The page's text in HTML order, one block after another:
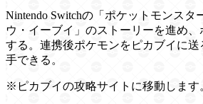
Nintendo Switchの「ポケットモンスタ
ウ・イーブイ」のストーリーを進め
する。連携後ポケモンをピカブイに送
手できる。
※ピカブイの攻略サイトに移動します